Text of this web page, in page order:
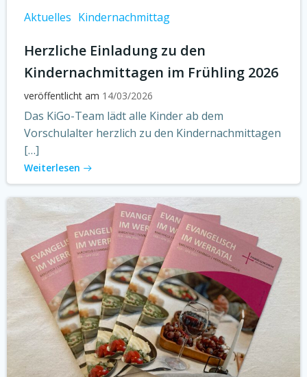
Aktuelles Kindernachmittag
Herzliche Einladung zu den
Kindernachmittagen im Frühling 2026
veröffentlicht am 14/03/2026
Das KiGo-Team lädt alle Kinder ab dem
Vorschulalter herzlich zu den Kindernachmittagen
[…]
Weiterlesen